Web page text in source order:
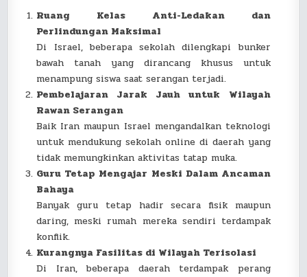
Ruang Kelas Anti-Ledakan dan
Perlindungan Maksimal
Di Israel, beberapa sekolah dilengkapi bunker
bawah tanah yang dirancang khusus untuk
menampung siswa saat serangan terjadi.
Pembelajaran Jarak Jauh untuk Wilayah
Rawan Serangan
Baik Iran maupun Israel mengandalkan teknologi
untuk mendukung sekolah online di daerah yang
tidak memungkinkan aktivitas tatap muka.
Guru Tetap Mengajar Meski Dalam Ancaman
Bahaya
Banyak guru tetap hadir secara fisik maupun
daring, meski rumah mereka sendiri terdampak
konflik.
Kurangnya Fasilitas di Wilayah Terisolasi
Di Iran, beberapa daerah terdampak perang